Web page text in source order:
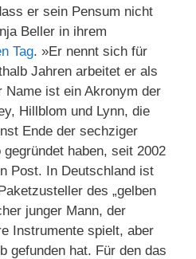
er sein Pensum nicht
Beller in ihrem
Tag. »Er nennt sich für
Jahren arbeitet er als
Name ist ein Akronym der
Hillblom und Lynn, die
Ende der sechziger
haben, seit 2002
Post. In Deutschland ist
des „gelben
junger Mann, der
Instrumente spielt, aber
gefunden hat. Für den das